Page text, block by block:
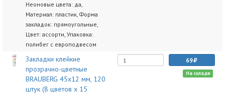
Неоновые цвета: да,
Материал: пластик, Форма
закладок: прямоугольные,
Цвет: ассорти, Упаковка:
полибег с европодвесом
Закладки клейкие
прозрачно-цветные
BRAUBERG 45х12 мм, 120
штук (8 цветов х 15
69
На складе